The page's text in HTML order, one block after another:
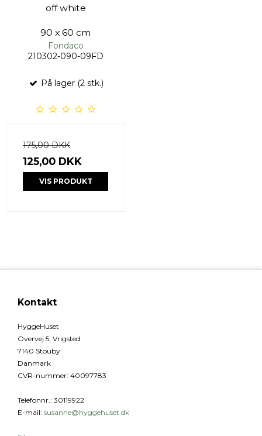
off white
90 x 60 cm
Fondaco
210302-090-09FD
På lager (2 stk.)
175,00 DKK
125,00 DKK
VIS PRODUKT
Kontakt
HyggeHuset
Overvej 5, Vrigsted
7140 Stouby
Danmark
CVR-nummer: 40097783
Telefonnr.: 30119922
E-mail: susanne@hyggehuset.dk